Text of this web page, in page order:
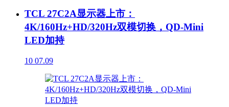
TCL 27C2A显示器上市：
4K/160Hz+HD/320Hz双模切换，QD-Mini
LED加持
10 07.09